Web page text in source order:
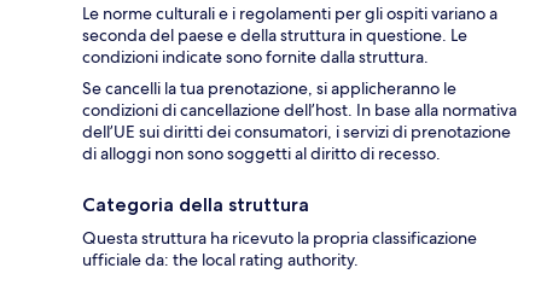
Le norme culturali e i regolamenti per gli ospiti variano a
seconda del paese e della struttura in questione. Le
condizioni indicate sono fornite dalla struttura.
Se cancelli la tua prenotazione, si applicheranno le
condizioni di cancellazione dell’host. In base alla normativa
dell’UE sui diritti dei consumatori, i servizi di prenotazione
di alloggi non sono soggetti al diritto di recesso.
Categoria della struttura
Questa struttura ha ricevuto la propria classificazione
ufficiale da: the local rating authority.